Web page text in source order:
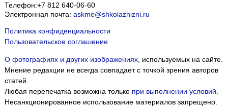
Телефон:+7 812 640-06-60
Электронная почта: askme@shkolazhizni.ru
Политика конфиденциальности
Пользовательское соглашение
О фотографиях и других изображениях, используемых на сайте.
Мнение редакции не всегда совпадает с точкой зрения авторов
статей.
Любая перепечатка возможна только при выполнении условий.
Несанкционированное использование материалов запрещено.